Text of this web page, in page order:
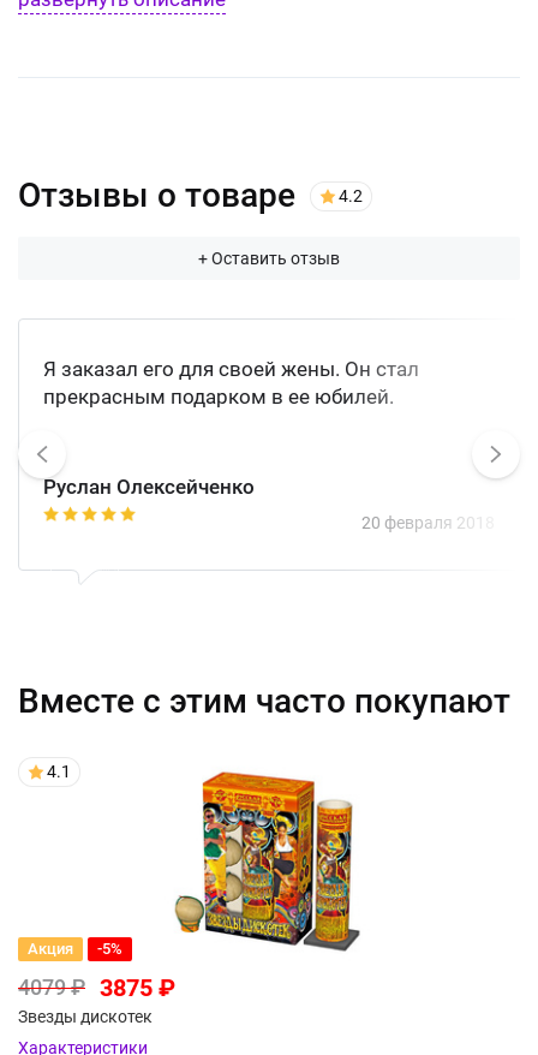
Отзывы о товаре 4.2
+ Оставить отзыв
Я заказал его для своей жены. Он стал
прекрасным подарком в ее юбилей.
Руслан Олексейченко
1 2 3 4 5
20 февраля 2018
Вместе с этим часто покупают
4.1
Акция -5%
4079 ₽ 3875 ₽
Звезды дискотек
Характеристики